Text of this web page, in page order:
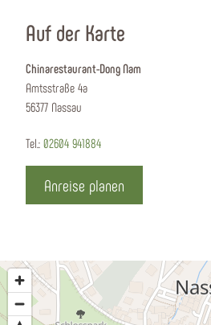
Auf der Karte
Chinarestaurant-Dong Nam
Amtsstraße 4a
56377 Nassau
Tel.: 02604 941884
Anreise planen